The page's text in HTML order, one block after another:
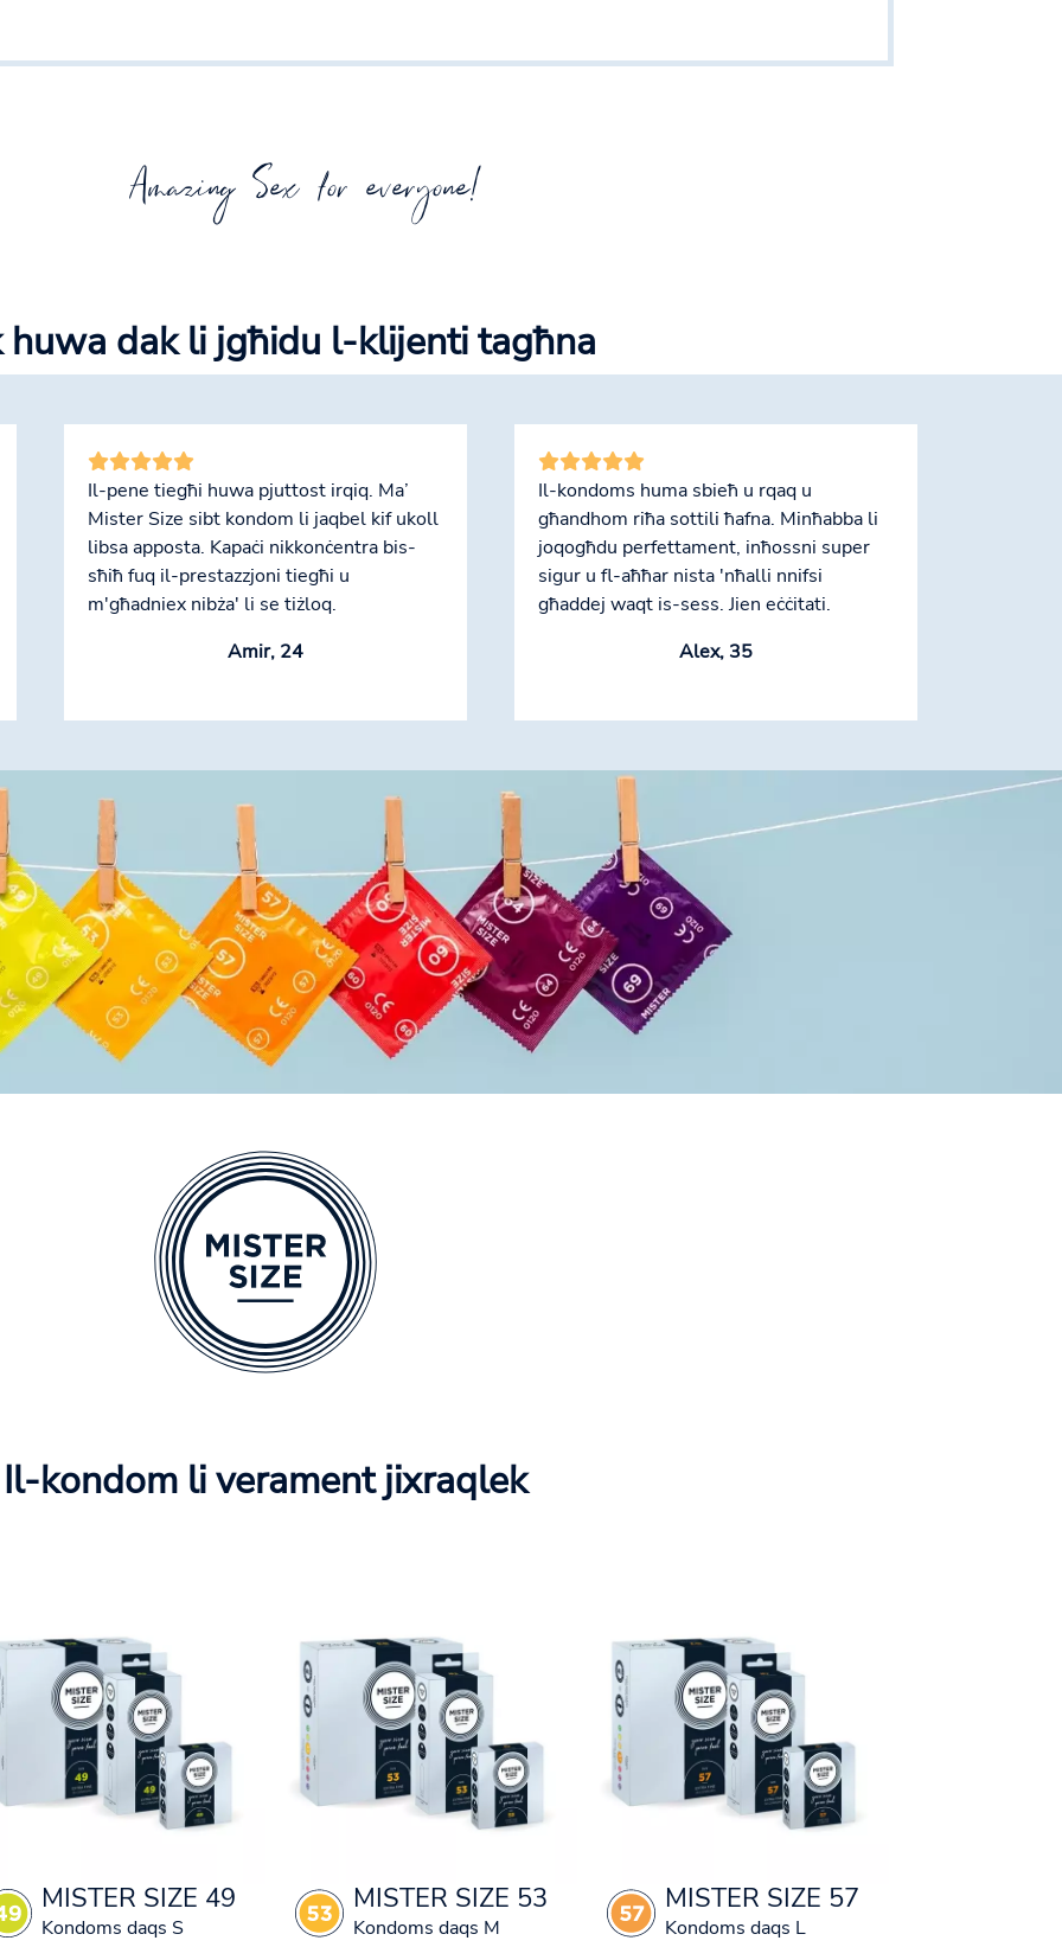
Amazing Sex for everyone!
huwa dak li jgħidu l-klijenti tagħna
Il-pene tiegħi huwa pjuttost irqiq. Ma’
Mister Size sibt kondom li jaqbel kif ukoll
libsa apposta. Kapaċi nikkonċentra bis-
sħiħ fuq il-prestazzjoni tiegħi u
m'għadniex nibża' li se tiżloq.
Amir, 24
Il-kondoms huma sbieħ u rqaq u
għandhom riħa sottili ħafna. Minħabba li
joqogħdu perfettament, inħossni super
sigur u fl-aħħar nista 'nħalli nnifsi
għaddej waqt is-sess. Jien eċċitati.
Alex, 35
Il-kondom li verament jixraqlek
MISTER SIZE 49
Kondoms daqs S
MISTER SIZE 53
Kondoms daqs M
MISTER SIZE 57
Kondoms daqs L